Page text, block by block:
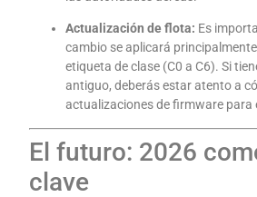
Actualización de flota: Es
cambio se aplicará
etiqueta de clase (C0 a C6). Si
antiguo, deberás estar atento a
actualizaciones de firmware para
El futuro: 2026
clave